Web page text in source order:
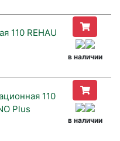
110 REHAU
в наличии
110
Plus
в наличии